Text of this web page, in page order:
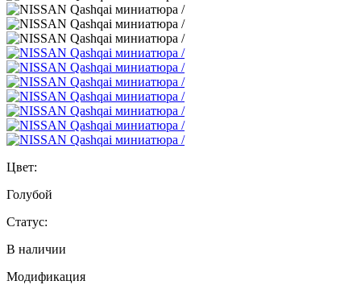
Цвет:
Голубой
Статус:
В наличии
Модификация